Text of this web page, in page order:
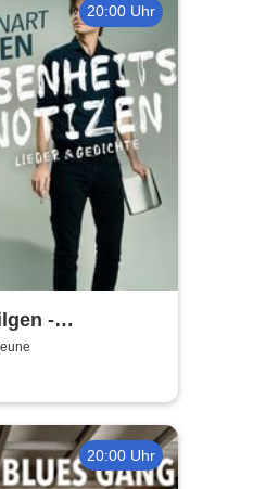
20:00 Uhr
-
20:00 Uhr